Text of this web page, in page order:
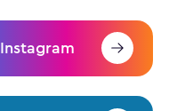
Instagram